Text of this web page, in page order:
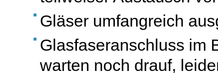
Gläser umfangreich
Glasfaseranschluss im
warten noch drauf,